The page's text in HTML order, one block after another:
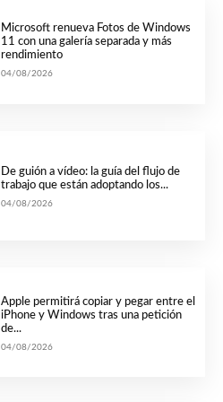
Microsoft renueva Fotos de Windows
11 con una galería separada y más
rendimiento
04/08/2026
De guión a vídeo: la guía del flujo de
trabajo que están adoptando los...
04/08/2026
Apple permitirá copiar y pegar entre el
iPhone y Windows tras una petición
de...
04/08/2026